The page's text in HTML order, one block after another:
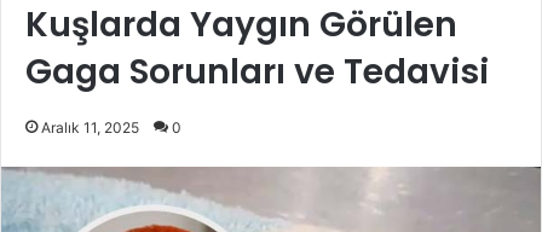
Kuşlarda Yaygın Görülen
Gaga Sorunları ve Tedavisi
Aralık 11, 2025 0